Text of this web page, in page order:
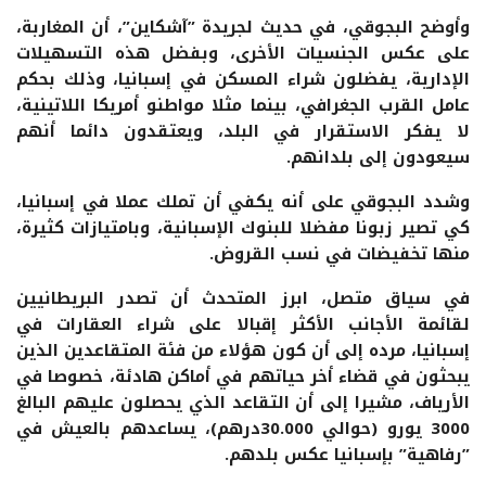
وأوضح البجوقي، في حديث لجريدة ”آشكاين”، أن المغاربة،
على عكس الجنسيات الأخرى، وبفضل هذه التسهيلات
الإدارية، يفضلون شراء المسكن في إسبانيا، وذلك بحكم
عامل القرب الجغرافي، بينما مثلا مواطنو أمريكا اللاتينية،
لا يفكر الاستقرار في البلد، ويعتقدون دائما أنهم
سيعودون إلى بلدانهم.
وشدد البجوقي على أنه يكفي أن تملك عملا في إسبانيا،
كي تصير زبونا مفضلا للبنوك الإسبانية، وبامتيازات كثيرة،
منها تخفيضات في نسب القروض.
في سياق متصل، ابرز المتحدث أن تصدر البريطانيين
لقائمة الأجانب الأكثر إقبالا على شراء العقارات في
إسبانيا، مرده إلى أن كون هؤلاء من فئة المتقاعدين الذين
يبحثون في قضاء أخر حياتهم في أماكن هادئة، خصوصا في
الأرياف، مشيرا إلى أن التقاعد الذي يحصلون عليهم البالغ
3000 يورو (حوالي 30.000درهم)، يساعدهم بالعيش في
”رفاهية” بإسبانيا عكس بلدهم.